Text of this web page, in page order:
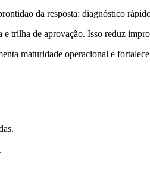
da resposta: diagnóstico
trilha de aprovação. Isso reduz
maturidade operacional e